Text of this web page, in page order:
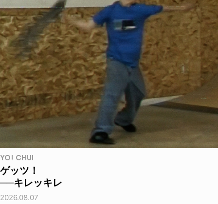
YO! CHUI
ゲッツ！
──キレッキレ
2026.08.07